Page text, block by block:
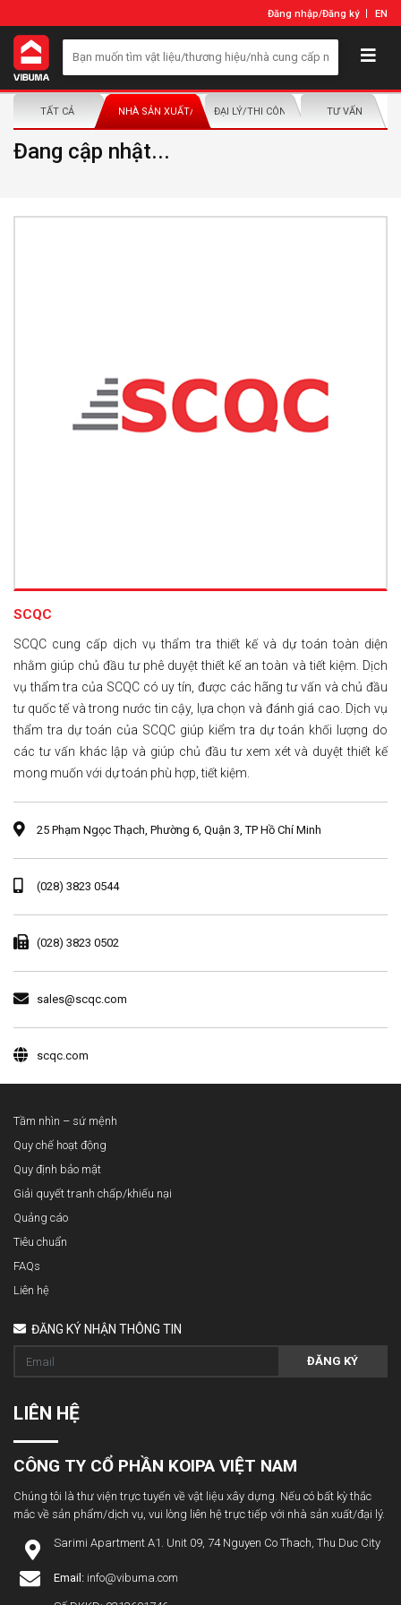
Đăng nhập/Đăng ký EN
TẤT CẢ NHÀ SẢN XUẤT/NHÀ PHÂN PHỐIĐẠI LÝ/THI CÔNG LẮP ĐẶTTƯ VẤN
Đang cập nhật...
SCQC
SCQC cung cấp dịch vụ thẩm tra thiết kế và dự toán toàn diện
nhằm giúp chủ đầu tư phê duyệt thiết kế an toàn và tiết kiệm. Dịch
vụ thẩm tra của SCQC có uy tín, được các hãng tư vấn và chủ đầu
tư quốc tế và trong nước tin cậy, lựa chọn và đánh giá cao. Dịch vụ
thẩm tra dự toán của SCQC giúp kiểm tra dự toán khối lượng do
các tư vấn khác lập và giúp chủ đầu tư xem xét và duyệt thiết kế
mong muốn với dự toán phù hợp, tiết kiệm.
25 Phạm Ngọc Thạch, Phường 6, Quận 3, TP Hồ Chí Minh
(028) 3823 0544
(028) 3823 0502
sales@scqc.com
scqc.com
Tầm nhìn – sứ mệnh
Quy chế hoạt động
Quy định bảo mật
Giải quyết tranh chấp/khiếu nại
Quảng cáo
Tiêu chuẩn
FAQs
Liên hệ
ĐĂNG KÝ NHẬN THÔNG TIN
ĐĂNG KÝ
LIÊN HỆ
CÔNG TY CỔ PHẦN KOIPA VIỆT NAM
Chúng tôi là thư viện trực tuyến về vật liệu xây dựng. Nếu có bất kỳ thắc
mắc về sản phẩm/dịch vụ, vui lòng liên hệ trực tiếp với nhà sản xuất/đại lý.
Sarimi Apartment A1. Unit 09, 74 Nguyen Co Thach, Thu Duc City
Email: info@vibuma.com